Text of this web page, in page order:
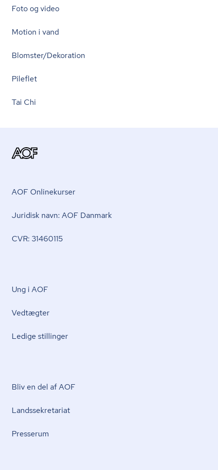
Foto og video
Motion i vand
Blomster/Dekoration
Pileflet
Tai Chi
AOF Onlinekurser
Juridisk navn: AOF Danmark
CVR: 31460115
Ung i AOF
Vedtægter
Ledige stillinger
Bliv en del af AOF
Lands­se­kre­ta­ri­at
Presserum